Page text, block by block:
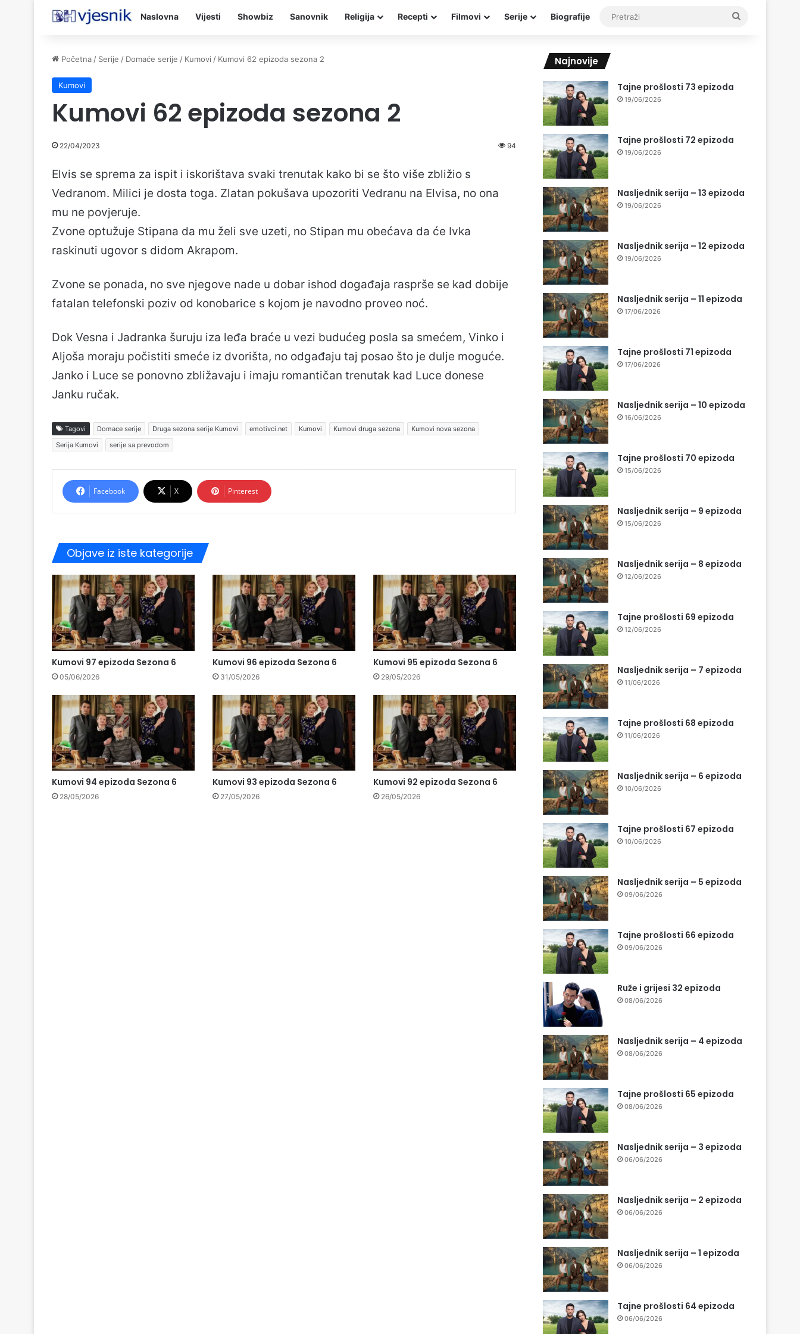
Naslovna Vijesti Showbiz Sanovnik Religija Recepti Filmovi Serije Biografije
Početna / Serije / Domaće serije / Kumovi / Kumovi 62 epizoda sezona 2
Kumovi
Kumovi 62 epizoda sezona 2
22/04/2023 94
Elvis se sprema za ispit i iskorištava svaki trenutak kako bi se što više zbližio s
Vedranom. Milici je dosta toga. Zlatan pokušava upozoriti Vedranu na Elvisa, no ona
mu ne povjeruje.
Zvone optužuje Stipana da mu želi sve uzeti, no Stipan mu obećava da će Ivka
raskinuti ugovor s didom Akrapom.
Zvone se ponada, no sve njegove nade u dobar ishod događaja rasprše se kad dobije
fatalan telefonski poziv od konobarice s kojom je navodno proveo noć.
Dok Vesna i Jadranka šuruju iza leđa braće u vezi budućeg posla sa smećem, Vinko i
Aljoša moraju počistiti smeće iz dvorišta, no odgađaju taj posao što je dulje moguće.
Janko i Luce se ponovno zbližavaju i imaju romantičan trenutak kad Luce donese
Janku ručak.
Tagovi Domace serije Druga sezona serije Kumovi emotivci.net Kumovi Kumovi druga sezona
Kumovi nova sezona
Serija Kumovi
serije sa prevodom
Facebook X Pinterest
Objave iz iste kategorije
Kumovi 97 epizoda Sezona 6
05/06/2026
Kumovi 96 epizoda Sezona 6
31/05/2026
Kumovi 95 epizoda Sezona 6
29/05/2026
Kumovi 94 epizoda Sezona 6
28/05/2026
Kumovi 93 epizoda Sezona 6
27/05/2026
Kumovi 92 epizoda Sezona 6
26/05/2026
Najnovije
Tajne prošlosti 73 epizoda
19/06/2026
Tajne prošlosti 72 epizoda
19/06/2026
Nasljednik serija – 13 epizoda
19/06/2026
Nasljednik serija – 12 epizoda
19/06/2026
Nasljednik serija – 11 epizoda
17/06/2026
Tajne prošlosti 71 epizoda
17/06/2026
Nasljednik serija – 10 epizoda
16/06/2026
Tajne prošlosti 70 epizoda
15/06/2026
Nasljednik serija – 9 epizoda
15/06/2026
Nasljednik serija – 8 epizoda
12/06/2026
Tajne prošlosti 69 epizoda
12/06/2026
Nasljednik serija – 7 epizoda
11/06/2026
Tajne prošlosti 68 epizoda
11/06/2026
Nasljednik serija – 6 epizoda
10/06/2026
Tajne prošlosti 67 epizoda
10/06/2026
Nasljednik serija – 5 epizoda
09/06/2026
Tajne prošlosti 66 epizoda
09/06/2026
Ruže i grijesi 32 epizoda
08/06/2026
Nasljednik serija – 4 epizoda
08/06/2026
Tajne prošlosti 65 epizoda
08/06/2026
Nasljednik serija – 3 epizoda
06/06/2026
Nasljednik serija – 2 epizoda
06/06/2026
Nasljednik serija – 1 epizoda
06/06/2026
Tajne prošlosti 64 epizoda
06/06/2026